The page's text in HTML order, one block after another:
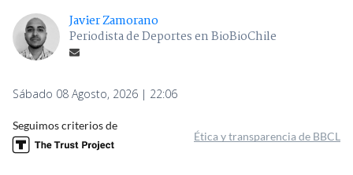
Javier Zamorano
Periodista de Deportes en BioBioChile
Sábado 08 Agosto, 2026 | 22:06
Seguimos criterios de
Ética y transparencia de BBCL